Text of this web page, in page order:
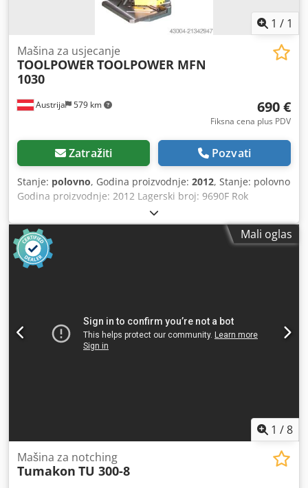
1 / 1
Austrija 579 km
Mašina za usjecanje
TOOLPOWER TOOLPOWER MFN
1030
690 €
Fiksna cena plus PDV
Zatražiti Pozvati
Stanje: polovno, Godina proizvodnje: 2012, Stanje: polovno
Godina proizvodnje: 2012 Lagerski broj: 9690F Rok
isporuke: odmah, moguća međuprodaja Zemlja porekla:
Kina Chjdpfx Aeynm Ddjh Usa Cena: 690 € Na lageru: 1
kom Dužina noža: 100 mm Debljina lima (420 N/mm²): 3
mm Ugao: 90° Težina: 90 kg Obostrano podesivi graničnici
Zaštita za prste
Mali oglas
1 /8
Mašina za notching
Tumakon TU 300-8